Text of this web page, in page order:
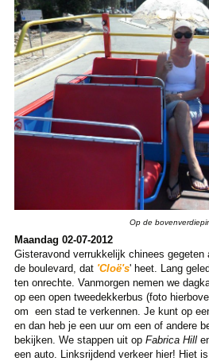
Op de
Maandag 02-07-2012
Gisteravond verrukkelijk chinees
de boulevard, dat 'Cloë's' heet. Lang
ten onrechte. Vanmorgen nemen we
op een open tweedekkerbus (foto
om een stad te verkennen. Je kunt op
en dan heb je een uur om een of andere
bekijken. We stappen uit op Fabrica Hill
een auto. Linksrijdend verkeer hier! Hiet